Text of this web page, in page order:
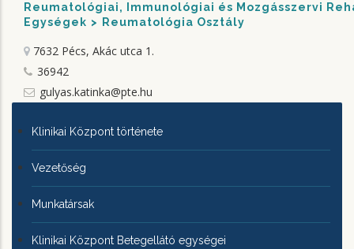
Reumatológiai, Immunológiai és Mozgásszervi
Egységek
Reumatológia Osztály
7632 Pécs, Akác utca 1.
36942
gulyas.katinka@pte.hu
KLINIKAI
KÖZPONTRÓL
Klinikai Központ története
Vezetőség
Munkatársak
Klinikai Központ Betegellátó egységei